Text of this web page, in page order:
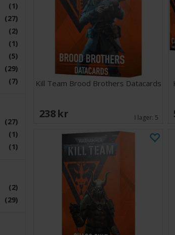
(1)
(27)
(2)
(1)
(5)
(29)
(7)
(27)
(1)
(1)
(2)
(29)
Kill Team Brood Brothers Datacards
238 SEK I lager: 5